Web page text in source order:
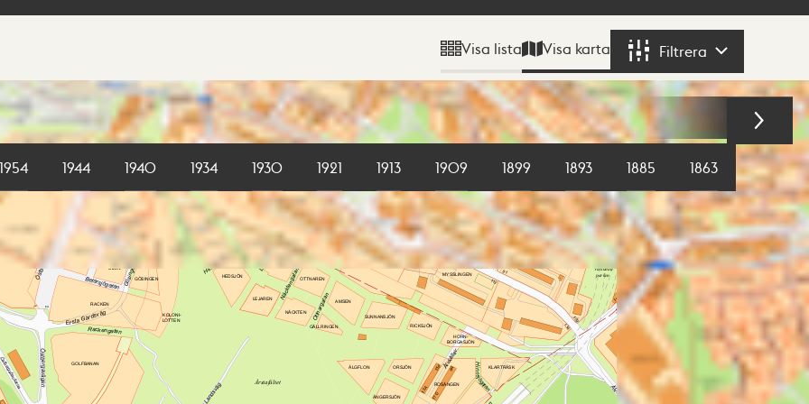
Visa lista Visa karta Filtrera
1954 1944 1940 1934 1930 1921 1913 1909 1899 1893 1885 1863 1855